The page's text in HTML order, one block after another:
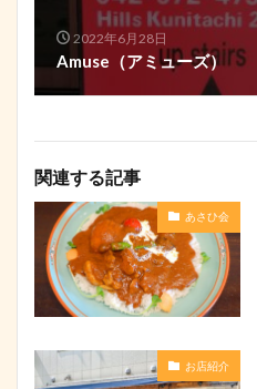
2022年6月28日
Amuse（アミューズ）
関連する記事
あさひ会
お店紹介